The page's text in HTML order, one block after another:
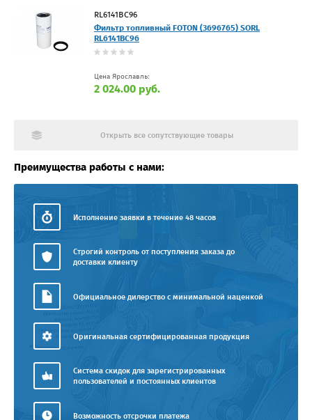
RL6141BC96
Фильтр топливный FOTON (3696765) SORL
RL6141BC96
Цена Ярославль:
2 024.00 руб.
Открыть все сопутствующие товары
Преимущества работы с нами:
Исполнение заявки в течение 48 часов
Строгий контроль от поступления заказа до
доставки клиенту
Официальное дилерство с минимальной наценкой
Оригинальная сертифицированная продукция
Система скидок для зарегистрированных
пользователей и постоянных клиентов
Возможность отсрочки платежа